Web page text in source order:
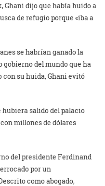
Ghani dijo que había huido a
de refugio porque «iba a
se habrían ganado la
del mundo que ha
con su huida, Ghani evitó
hubiera salido del palacio
millones de dólares
del presidente Ferdinand
por un
como abogado,